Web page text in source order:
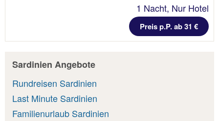
1 Nacht, Nur Hotel
Preis p.P. ab 31 €
Sardinien Angebote
Rundreisen Sardinien
Last Minute Sardinien
Familienurlaub Sardinien